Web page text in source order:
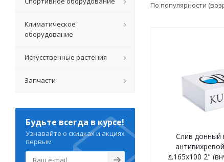
По популярности
Слив донный
д.165х100 2"
Климатическое
оборудование
Искусственные растения
Запчасти
Будьте всегда в курсе!
Узнавайте о скидках и акциях
первым